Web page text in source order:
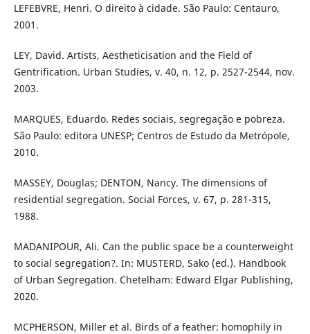
LEFEBVRE, Henri. O direito à cidade. São Paulo: Centauro,
2001.
LEY, David. Artists, Aestheticisation and the Field of
Gentrification. Urban Studies, v. 40, n. 12, p. 2527-2544, nov.
2003.
MARQUES, Eduardo. Redes sociais, segregação e pobreza.
São Paulo: editora UNESP; Centros de Estudo da Metrópole,
2010.
MASSEY, Douglas; DENTON, Nancy. The dimensions of
residential segregation. Social Forces, v. 67, p. 281-315,
1988.
MADANIPOUR, Ali. Can the public space be a counterweight
to social segregation?. In: MUSTERD, Sako (ed.). Handbook
of Urban Segregation. Chetelham: Edward Elgar Publishing,
2020.
MCPHERSON, Miller et al. Birds of a feather: homophily in